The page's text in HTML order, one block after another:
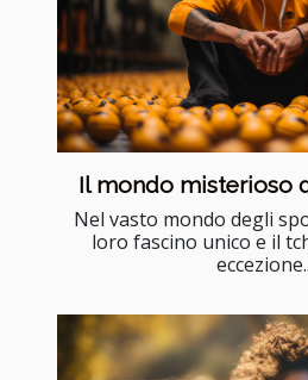
Il mondo misterioso
Nel vasto mondo degli
loro fascino unico e il